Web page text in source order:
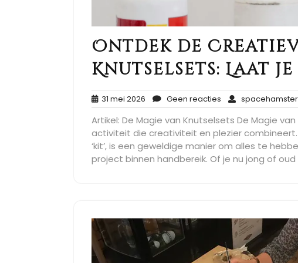
Ontdek de
Knutselsets: Laat
31 mei 2026
mei
2026
Geen reacties Geen
reacties
spacehamster
Artikel: De Magie van Knutselsets De Magie
activiteit die creativiteit en plezier combineert.
‘kit’, is een geweldige manier om alles te
project binnen handbereik. Of je nu jong of